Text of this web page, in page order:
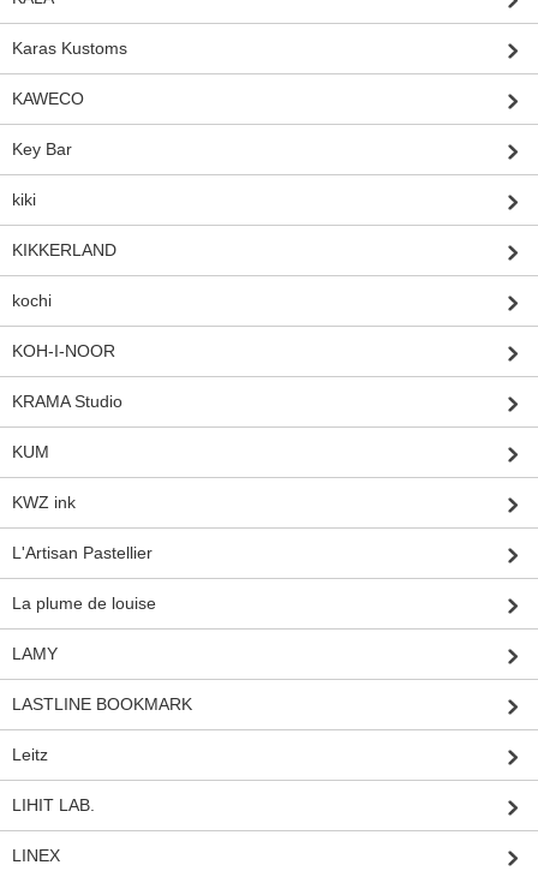
Karas Kustoms
KAWECO
Key Bar
kiki
KIKKERLAND
kochi
KOH-I-NOOR
KRAMA Studio
KUM
KWZ ink
L'Artisan Pastellier
La plume de louise
LAMY
LASTLINE BOOKMARK
Leitz
LIHIT LAB.
LINEX